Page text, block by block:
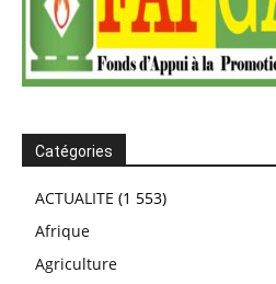
Catégories
ACTUALITE (1 553)
Afrique
Agriculture